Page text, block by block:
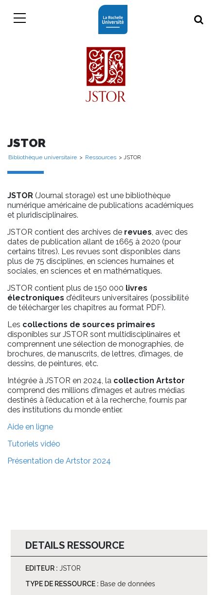
JSTOR
Bibliothèque universitaire > Ressources > JSTOR
JSTOR (Journal storage) est une bibliothèque
numérique américaine de publications académiques
et pluridisciplinaires.
JSTOR contient des archives de revues, avec des
dates de publication allant de 1665 à 2020 (pour
certains titres). Les revues sont disponibles dans
plus de 75 disciplines, en sciences humaines et
sociales, en sciences et en mathématiques.
JSTOR contient plus de 150 000 livres
électroniques d’éditeurs universitaires (possibilité
de télécharger les chapitres au format PDF).
Les collections de sources primaires
disponibles sur JSTOR sont multidisciplinaires et
comprennent une sélection de monographies, de
brochures, de manuscrits, de lettres, d’images, de
dessins, de peintures, etc.
Intégrée à JSTOR en 2024, la collection Artstor
comprend des millions d’images et autres médias
destinés à l’éducation et à la recherche, fournis par
des institutions du monde entier.
Aide en ligne
Tutoriels vidéo
Présentation de Artstor 2024
DETAILS RESSOURCE
EDITEUR : JSTOR
TYPE DE RESSOURCE : Base de données